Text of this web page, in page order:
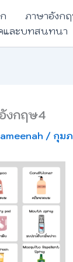
ภาษาอังก
และบทสนทนา
งกฤษ4
ameenah / กุม